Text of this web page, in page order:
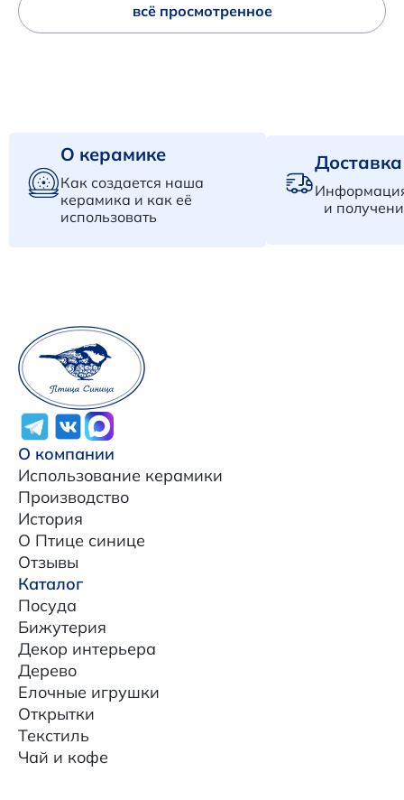
всё просмотренное
О керамике
Как создается наша
керамика и как её
использовать
и
О компании
Использование керамики
Производство
История
О Птице синице
Отзывы
Каталог
Посуда
Бижутерия
Декор интерьера
Дерево
Елочные игрушки
Открытки
Текстиль
Чай и кофе